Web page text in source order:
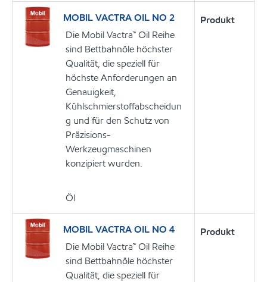
MOBIL VACTRA OIL NO 2
Die Mobil Vactra™ Oil Reihe
sind Bettbahnöle höchster
Qualität, die speziell für
höchste Anforderungen an
Genauigkeit,
Kühlschmierstoffabscheidun
g und für den Schutz von
Präzisions-
Werkzeugmaschinen
konzipiert wurden.
Öl
Produkt
MOBIL VACTRA OIL NO 4
Die Mobil Vactra™ Oil Reihe
sind Bettbahnöle höchster
Qualität, die speziell für
Produkt